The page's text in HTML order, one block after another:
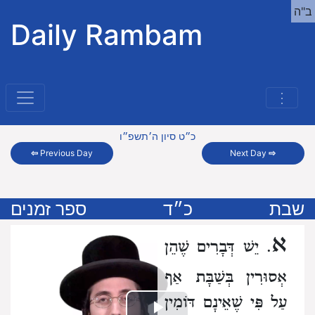
Daily Rambam
⋮
ב"ה
⇦ Previous Day
כ״ט סיון ה׳תשפ״ו
Next Day⇨
שבת כ״ד ספר זמנים
א. יֵשׁ דְּבָרִים שֶׁהֵן
אְסוּרִין בְּשַׁבָּת
אַף
עַל פִּי שֶׁאֵינָם דּוֹמִין